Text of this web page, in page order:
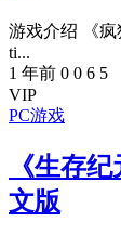
游戏介绍 《疯
ti...
1 年前 0 0 6 5
VIP
PC游戏
《生存
文版